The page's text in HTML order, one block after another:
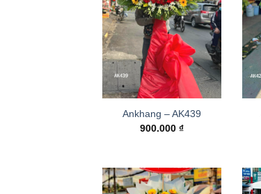
Ankhang – AK439
900.000 ₫